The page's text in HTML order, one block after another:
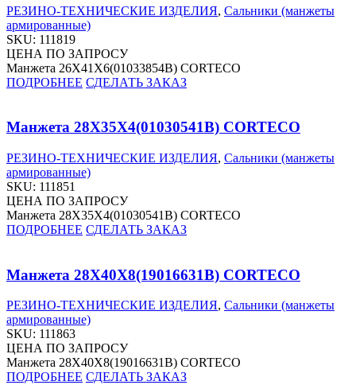
РЕЗИНО-ТЕХНИЧЕСКИЕ ИЗДЕЛИЯ, Сальники (манжеты
армированные)
SKU: 111819
ЦЕНА ПО ЗАПРОСУ
Манжета 26X41X6(01033854B) CORTECO
ПОДРОБНЕЕ СДЕЛАТЬ ЗАКАЗ
Манжета 28X35X4(01030541B) CORTECO
РЕЗИНО-ТЕХНИЧЕСКИЕ ИЗДЕЛИЯ, Сальники (манжеты
армированные)
SKU: 111851
ЦЕНА ПО ЗАПРОСУ
Манжета 28X35X4(01030541B) CORTECO
ПОДРОБНЕЕ СДЕЛАТЬ ЗАКАЗ
Манжета 28X40X8(19016631B) CORTECO
РЕЗИНО-ТЕХНИЧЕСКИЕ ИЗДЕЛИЯ, Сальники (манжеты
армированные)
SKU: 111863
ЦЕНА ПО ЗАПРОСУ
Манжета 28X40X8(19016631B) CORTECO
ПОДРОБНЕЕ СДЕЛАТЬ ЗАКАЗ